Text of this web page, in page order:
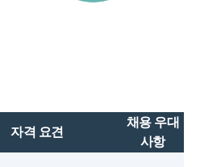
자격 요견
채용 우대
사항